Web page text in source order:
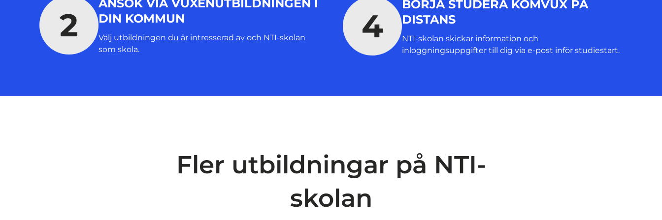
2
ANSÖK VIA VUXENUTBILDNINGEN I
DIN KOMMUN
Välj utbildningen du är intresserad av och NTI-skolan
som skola.
4
BÖRJA STUDERA KOMVUX PÅ
DISTANS
NTI-skolan skickar information och
inloggningsuppgifter till dig via e-post inför studiestart.
Fler utbildningar på NTI-
skolan